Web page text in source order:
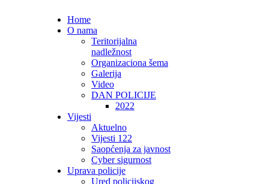
Home
O nama
Teritorijalna
nadležnost
Organizaciona šema
Galerija
Video
DAN POLICIJE
2022
Vijesti
Aktuelno
Vijesti 122
Saopćenja za javnost
Cyber sigurnost
Uprava policije
Ured policijskog